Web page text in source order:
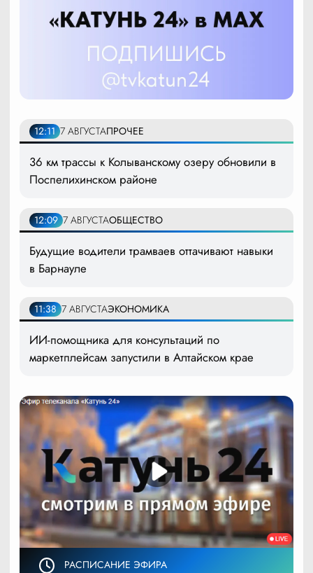
12:11 7 АВГУСТАПРОЧЕЕ
36 км трассы к Колыванскому озеру обновили в
Поспелихинском районе
12:09 7 АВГУСТАОБЩЕСТВО
Будущие водители трамваев оттачивают навыки
в Барнауле
11:38 7 АВГУСТАЭКОНОМИКА
ИИ-помощника для консультаций по
маркетплейсам запустили в Алтайском крае
РАСПИСАНИЕ ЭФИРА